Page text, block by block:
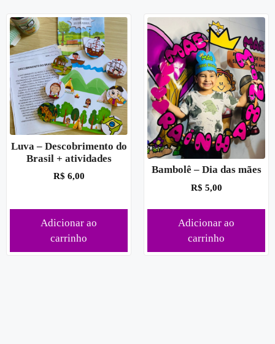
Luva – Descobrimento do
Brasil + atividades
R$ 6,00
Adicionar ao
carrinho
Bambolê – Dia das mães
R$ 5,00
Adicionar ao
carrinho